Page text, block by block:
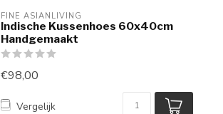
FINE ASIANLIVING
Indische Kussenhoes 60x40cm
Handgemaakt
€98,00
Vergelijk